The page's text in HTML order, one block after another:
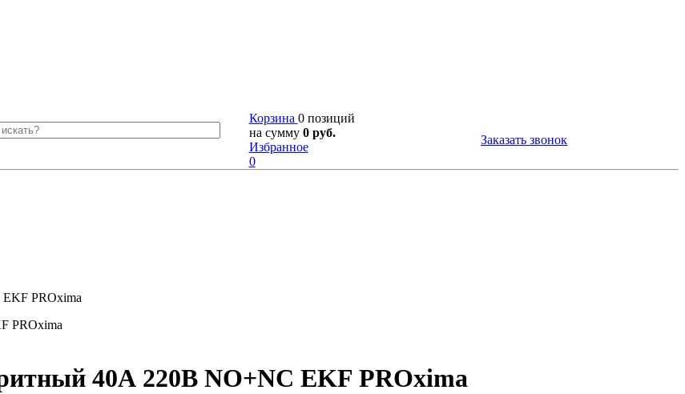
Корзина 0 позиций
на сумму 0 руб.
Избранное
0
Заказать звонок
PROxima
40А 220В NO+NC EKF PROxima